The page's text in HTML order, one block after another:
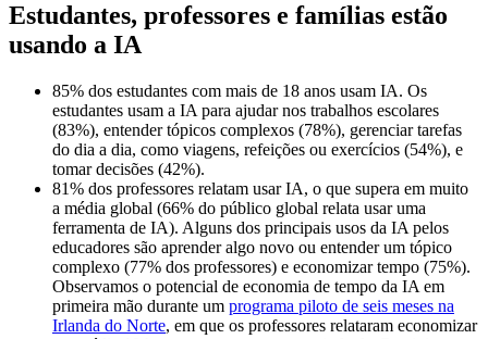
Estudantes, professores e famílias estão
usando a IA
85% dos estudantes com mais de 18 anos usam IA. Os
estudantes usam a IA para ajudar nos trabalhos escolares
(83%), entender tópicos complexos (78%), gerenciar tarefas
do dia a dia, como viagens, refeições ou exercícios (54%), e
tomar decisões (42%).
81% dos professores relatam usar IA, o que supera em muito
a média global (66% do público global relata usar uma
ferramenta de IA). Alguns dos principais usos da IA pelos
educadores são aprender algo novo ou entender um tópico
complexo (77% dos professores) e economizar tempo (75%).
Observamos o potencial de economia de tempo da IA em
primeira mão durante um programa piloto de seis meses na
Irlanda do Norte, em que os professores relataram economizar